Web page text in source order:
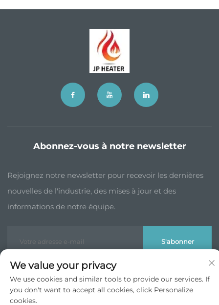
Abonnez-vous à notre newsletter
Rejoignez notre newsletter pour recevoir les dernières
nouvelles de l'industrie, des mises à jour et des
informations de notre équipe.
S'abonner
Droits d'auteur © JP China Trade Int’l Co., Ltd. Tous droits réservés -
Politique de confidentialité
Remonter en haut
We value your privacy
We use cookies and similar tools to provide our services. If
you don't want to accept all cookies, click Personalize
cookies.